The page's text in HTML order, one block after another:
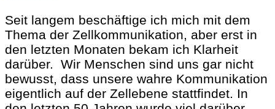
Seit langem beschäftige ich mich mit dem
Thema der Zellkommunikation, aber erst in
den letzten Monaten bekam ich Klarheit
darüber. Wir Menschen sind uns gar nicht
bewusst, dass unsere wahre Kommunikation
eigentlich auf der Zellebene stattfindet. In